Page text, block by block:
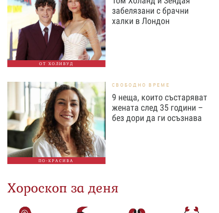
ОТ ХОЛИВУД
забелязани с брачни
халки в Лондон
ПО-КРАСИВА
СВОБОДНО ВРЕМЕ
9 неща, които състаряват
жената след 35 години –
без дори да ги осъзнава
Хороскоп за деня